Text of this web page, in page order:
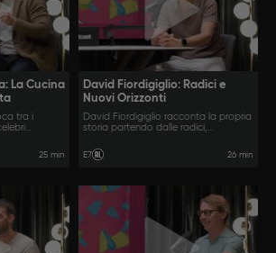
La Cucina
tra i
il cibo
25 min
David Fiordigiglio: Radici e
Nuovi Orizzonti
David Fiordigiglio racconta la propria
storia partendo dalle radici,
con il territorio, per arrivare a nuove e
audaci visioni gastronomiche.
E7 26 min